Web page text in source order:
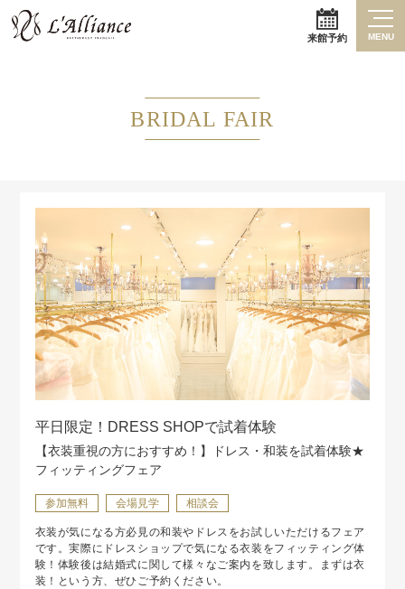
来館予約 MENU
BRIDAL FAIR
平日限定！DRESS SHOPで試着体験
【衣装重視の方におすすめ！】ドレス・和装を試着体験★
フィッティングフェア
参加無料 会場見学 相談会
衣装が気になる方必見の和装やドレスをお試しいただけるフェア
です。実際にドレスショップで気になる衣装をフィッティング体
験！体験後は結婚式に関して様々なご案内を致します。まずは衣
装！という方、ぜひご予約ください。